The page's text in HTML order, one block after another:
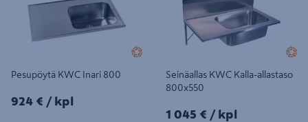
Pesupöytä KWC Inari 800
924€/kpl
924 € / kpl
Seinäallas KWC Kalla-allastaso
800x550
1045€/kpl
1 045 € / kpl